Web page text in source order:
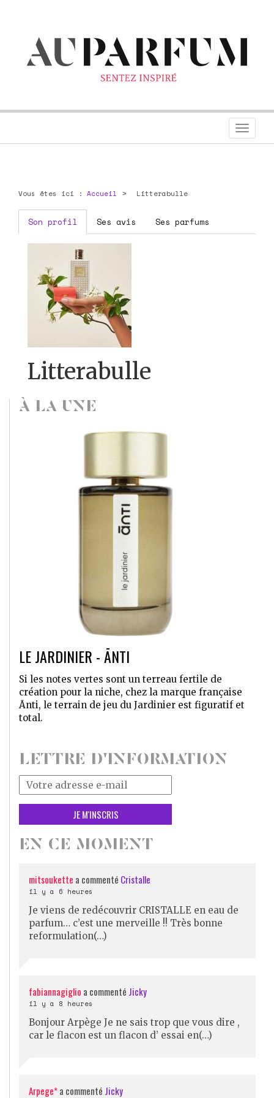
Vous êtes ici : Accueil Litterabulle
Son profil Ses avis Ses parfums
Litterabulle
À LA UNE
LE JARDINIER - ĀNTI
Si les notes vertes sont un terreau fertile de
création pour la niche, chez la marque française
Ānti, le terrain de jeu du Jardinier est figuratif et
total.
LETTRE D'INFORMATION
Votre
adresse
mail
*
EN CE MOMENT
mitsoukette a commenté Cristalle
il y a 6 heures
Je viens de redécouvrir CRISTALLE en eau de
parfum… c’est une merveille !! Très bonne
reformulation(…)
fabiannagiglio a commenté Jicky
il y a 8 heures
Bonjour Arpège Je ne sais trop que vous dire ,
car le flacon est un flacon d’ essai en(…)
Arpege*a commenté Jicky